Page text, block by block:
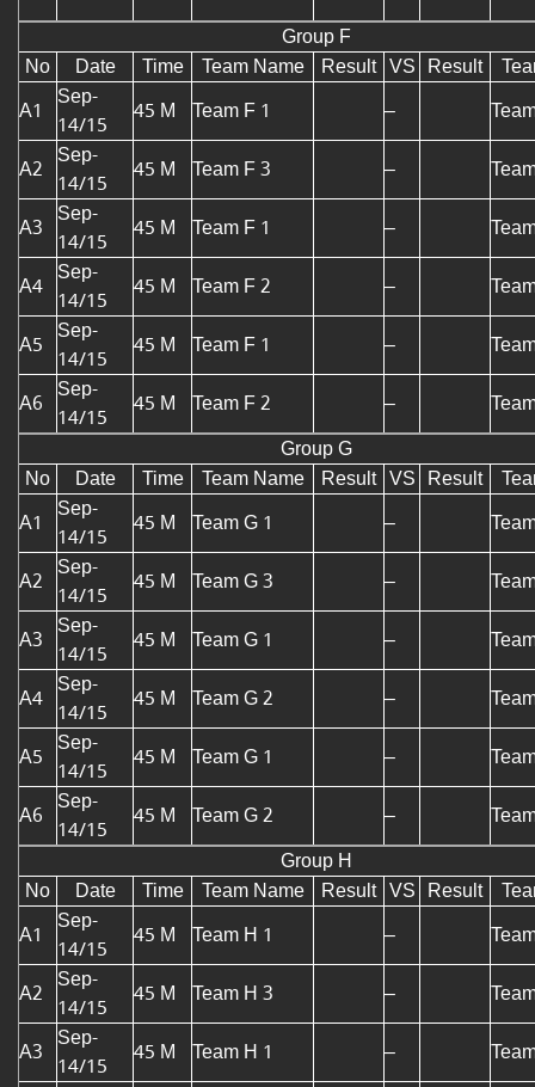
Group F
No
Date Time Team Name Result VS Result
A1 Sep-
14/15
45 M Team F 1 –
A2 Sep-
14/15
45 M Team F 3 –
A3 Sep-
14/15
45 M Team F 1 –
A4 Sep-
14/15
45 M Team F 2 –
A5 Sep-
14/15
45 M Team F 1 –
A6 Sep-
14/15
45 M Team F 2 –
Group G
No
Date Time Team Name Result VS Result
A1 Sep-
14/15
45 M Team G 1 –
A2 Sep-
14/15
45 M Team G 3 –
A3 Sep-
14/15
45 M Team G 1 –
A4 Sep-
14/15
45 M Team G 2 –
A5 Sep-
14/15
45 M Team G 1 –
A6 Sep-
14/15
45 M Team G 2 –
Group H
No
Date Time Team Name Result VS Result
A1 Sep-
14/15
45 M Team H 1 –
A2 Sep-
14/15
45 M Team H 3 –
A3 Sep-
14/15
45 M Team H 1 –